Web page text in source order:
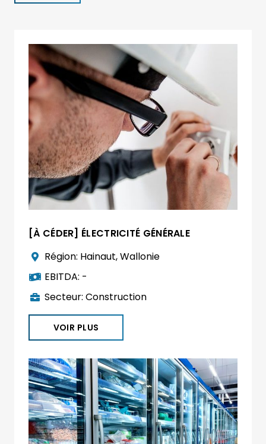
[À CÉDER] ÉLECTRICITÉ GÉNÉRALE
Région: Hainaut,Wallonie
EBITDA: -
Secteur:Construction
VOIR PLUS